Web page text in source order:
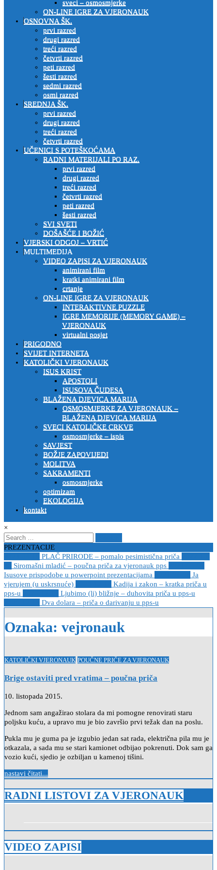
sveci – osmosmjerke
ON-LINE IGRE ZA VJERONAUK
OSNOVNA ŠK.
prvi razred
drugi razred
treći razred
četvrti razred
peti razred
šesti razred
sedmi razred
osmi razred
SREDNJA ŠK.
prvi razred
drugi razred
treći razred
četvrti razred
UČENICI S POTEŠKOĆAMA
RADNI MATERIJALI PO RAZ.
prvi razred
drugi razred
treći razred
četvrti razred
peti razred
šesti razred
SVI SVETI
DOŠAŠĆE I BOŽIĆ
VJERSKI ODGOJ – VRTIĆ
MULTIMEDIJA
VIDEO ZAPISI ZA VJERONAUK
animirani film
kratki animirani film
crtanje
ON-LINE IGRE ZA VJERONAUK
INTERAKTIVNE PUZZLE
IGRE MEMORIJE (MEMORY GAME) –
VJERONAUK
virtualni posjet
PRIGODNO
SVIJET INTERNETA
KATOLIČKI VJERONAUK
ISUS KRIST
APOSTOLI
ISUSOVA ČUDESA
BLAŽENA DJEVICA MARIJA
OSMOSMJERKE ZA VJERONAUK –
BLAŽENA DJEVICA MARIJA
SVECI KATOLIČKE CRKVE
osmosmjerke – ispis
SAVJEST
BOŽJE ZAPOVIJEDI
MOLITVA
SAKRAMENTI
osmosmjerke
optimizam
EKOLOGIJA
kontakt
×
Search
for:
PREZENTACIJE
PLAČ PRIRODE – pomalo pesimistična priča
Siromašni mladić – poučna priča za vjeronauk pps
Isusove prispodobe u powerpoint prezentacijama
Ja
vjerujem (u uskrsnuće)
Kadija i zakon – kratka priča u
pps-u
Ljubimo (li) bližnje – duhovita priča u pps-u
Dva dolara – priča o darivanju u pps-u
Oznaka: vejronauk
Posted
KATOLIČKI VJERONAUK POUČNE PRIČE ZA VJERONAUK
Brige ostaviti pred vratima – poučna priča
10. listopada 2015.
Jednom sam angažirao stolara da mi pomogne renovirati staru
poljsku kuću, a upravo mu je bio završio prvi težak dan na poslu.
Pukla mu je guma pa je izgubio jedan sat rada, električna pila mu je
otkazala, a sada mu se stari kamionet odbijao pokrenuti. Dok sam ga
vozio kući, sjedio je ozbiljan u kamenoj tišini.
nastavi čitati...
RADNI LISTOVI ZA VJERONAUK
VIDEO ZAPISI